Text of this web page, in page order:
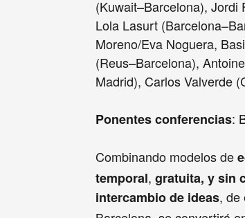
(Kuwait–Barcelona), Jordi
Lola Lasurt
Moreno/Eva Noguera,
(Reus–Barcelona),
Madrid), Carlos Valverde
Ponentes conferencias:
Combinando modelos de
temporal, gratuita, y sin
intercambio de ideas, de